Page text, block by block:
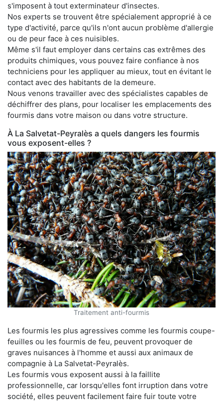
s'imposent à tout exterminateur d'insectes.
Nos experts se trouvent être spécialement approprié à ce
type d'activité, parce qu'ils n'ont aucun problème d'allergie
ou de peur face à ces nuisibles.
Même s'il faut employer dans certains cas extrêmes des
produits chimiques, vous pouvez faire confiance à nos
techniciens pour les appliquer au mieux, tout en évitant le
contact avec des habitants de la demeure.
Nous venons travailler avec des spécialistes capables de
déchiffrer des plans, pour localiser les emplacements des
fourmis dans votre maison ou dans votre structure.
À La Salvetat-Peyralès a quels dangers les fourmis
vous exposent-elles ?
Traitement anti-fourmis
Les fourmis les plus agressives comme les fourmis coupe-
feuilles ou les fourmis de feu, peuvent provoquer de
graves nuisances à l'homme et aussi aux animaux de
compagnie à La Salvetat-Peyralès.
Les fourmis vous exposent aussi à la faillite
professionnelle, car lorsqu'elles font irruption dans votre
société, elles peuvent facilement faire fuir toute votre